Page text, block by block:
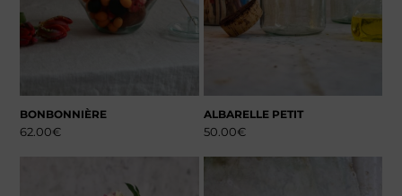
BONBONNIÈRE
62.00€
ALBARELLE PETIT
50.00€